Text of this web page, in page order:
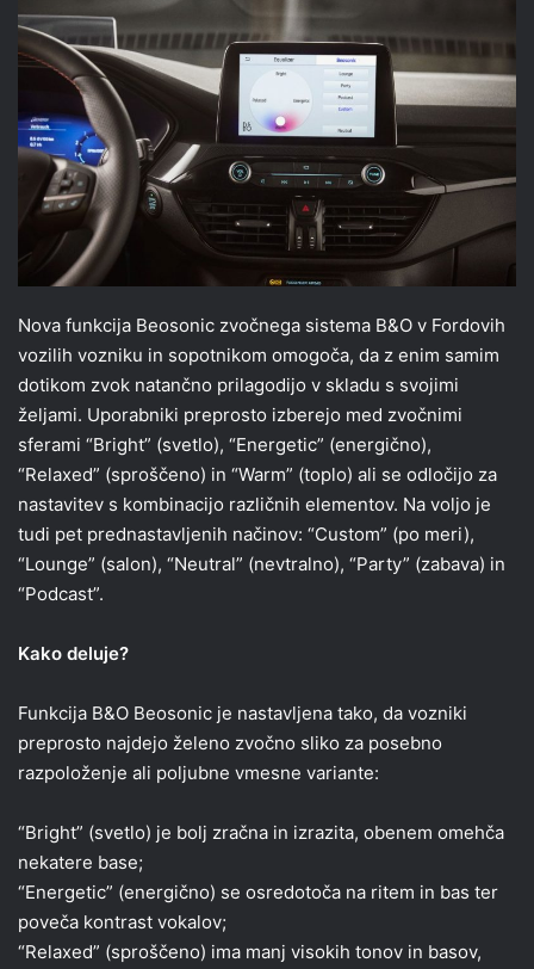
Nova funkcija Beosonic zvočnega sistema B&O v Fordovih
vozilih vozniku in sopotnikom omogoča, da z enim samim
dotikom zvok natančno prilagodijo v skladu s svojimi
željami. Uporabniki preprosto izberejo med zvočnimi
sferami “Bright” (svetlo), “Energetic” (energično),
“Relaxed” (sproščeno) in “Warm” (toplo) ali se odločijo za
nastavitev s kombinacijo različnih elementov. Na voljo je
tudi pet prednastavljenih načinov: “Custom” (po meri),
“Lounge” (salon), “Neutral” (nevtralno), “Party” (zabava) in
“Podcast”.
Kako deluje?
Funkcija B&O Beosonic je nastavljena tako, da vozniki
preprosto najdejo želeno zvočno sliko za posebno
razpoloženje ali poljubne vmesne variante:
“Bright” (svetlo) je bolj zračna in izrazita, obenem omehča
nekatere base;
“Energetic” (energično) se osredotoča na ritem in bas ter
poveča kontrast vokalov;
“Relaxed” (sproščeno) ima manj visokih tonov in basov,